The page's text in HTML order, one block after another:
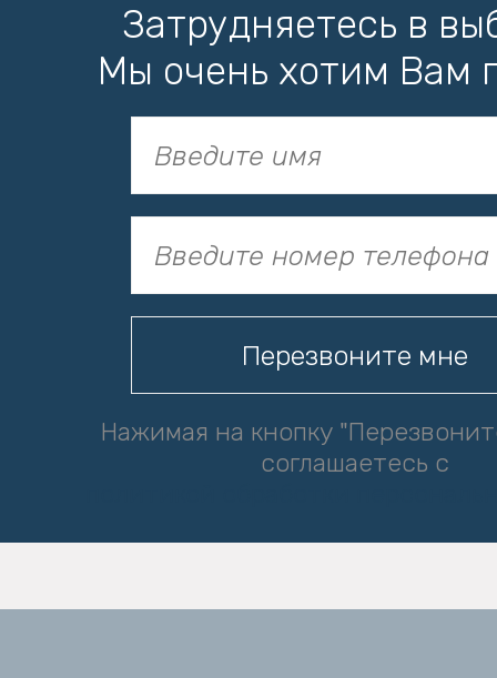
Затрудняетесь в
Мы очень хотим Вам
Нажимая на кнопку
соглашаетесь с